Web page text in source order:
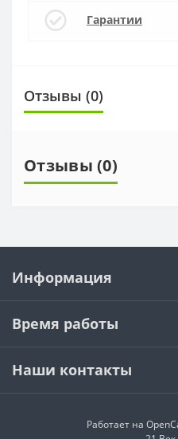
Гарантии
Отзывы (0)
Отзывы (0)
Информация
Время работы
Наши контакты
Работает на